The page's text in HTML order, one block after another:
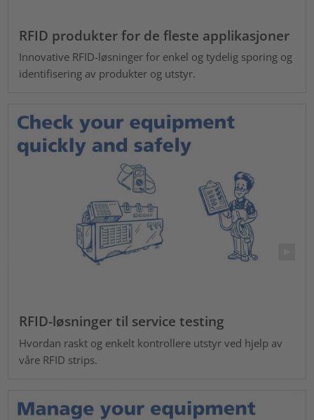
RFID produkter for de fleste applikasjoner
Innovative RFID-løsninger for enkel og tydelig sporing og
identifisering av produkter og utstyr.
RFID-løsninger til service testing
Hvordan raskt og enkelt kontrollere utstyr ved hjelp av
våre RFID strips.